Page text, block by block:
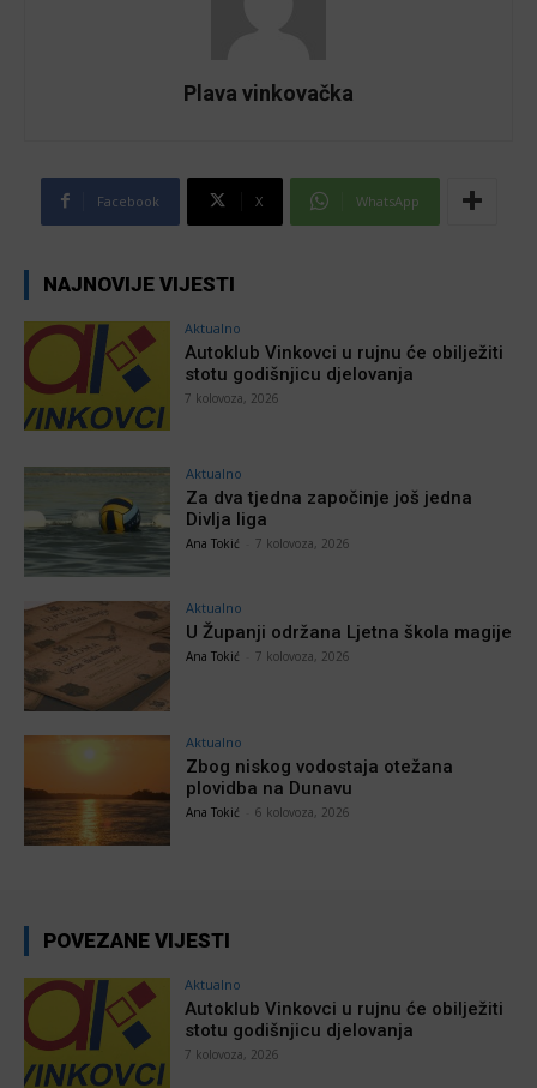
Plava vinkovačka
Facebook X WhatsApp
NAJNOVIJE VIJESTI
Aktualno
Autoklub Vinkovci u rujnu će obilježiti
stotu godišnjicu djelovanja
7 kolovoza, 2026
Aktualno
Za dva tjedna započinje još jedna
Divlja liga
Ana Tokić 7 kolovoza, 2026
Aktualno
U Županji održana Ljetna škola magije
Ana Tokić 7 kolovoza, 2026
Aktualno
Zbog niskog vodostaja otežana
plovidba na Dunavu
Ana Tokić 6 kolovoza, 2026
POVEZANE VIJESTI
Aktualno
Autoklub Vinkovci u rujnu će obilježiti
stotu godišnjicu djelovanja
7 kolovoza, 2026